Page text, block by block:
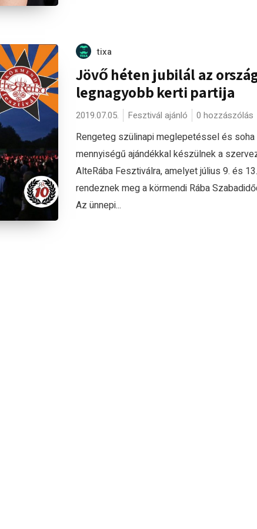
tixa
Jövő héten jubilál az
legnagyobb kerti partija
2019.07.05. Fesztivál ajánló 0 hozzászólás
Rengeteg szülinapi meglepetéssel és
mennyiségű ajándékkal készülnek a
AlteRába Fesztiválra, amelyet július 9. és
rendeznek meg a körmendi Rába
Az ünnepi...